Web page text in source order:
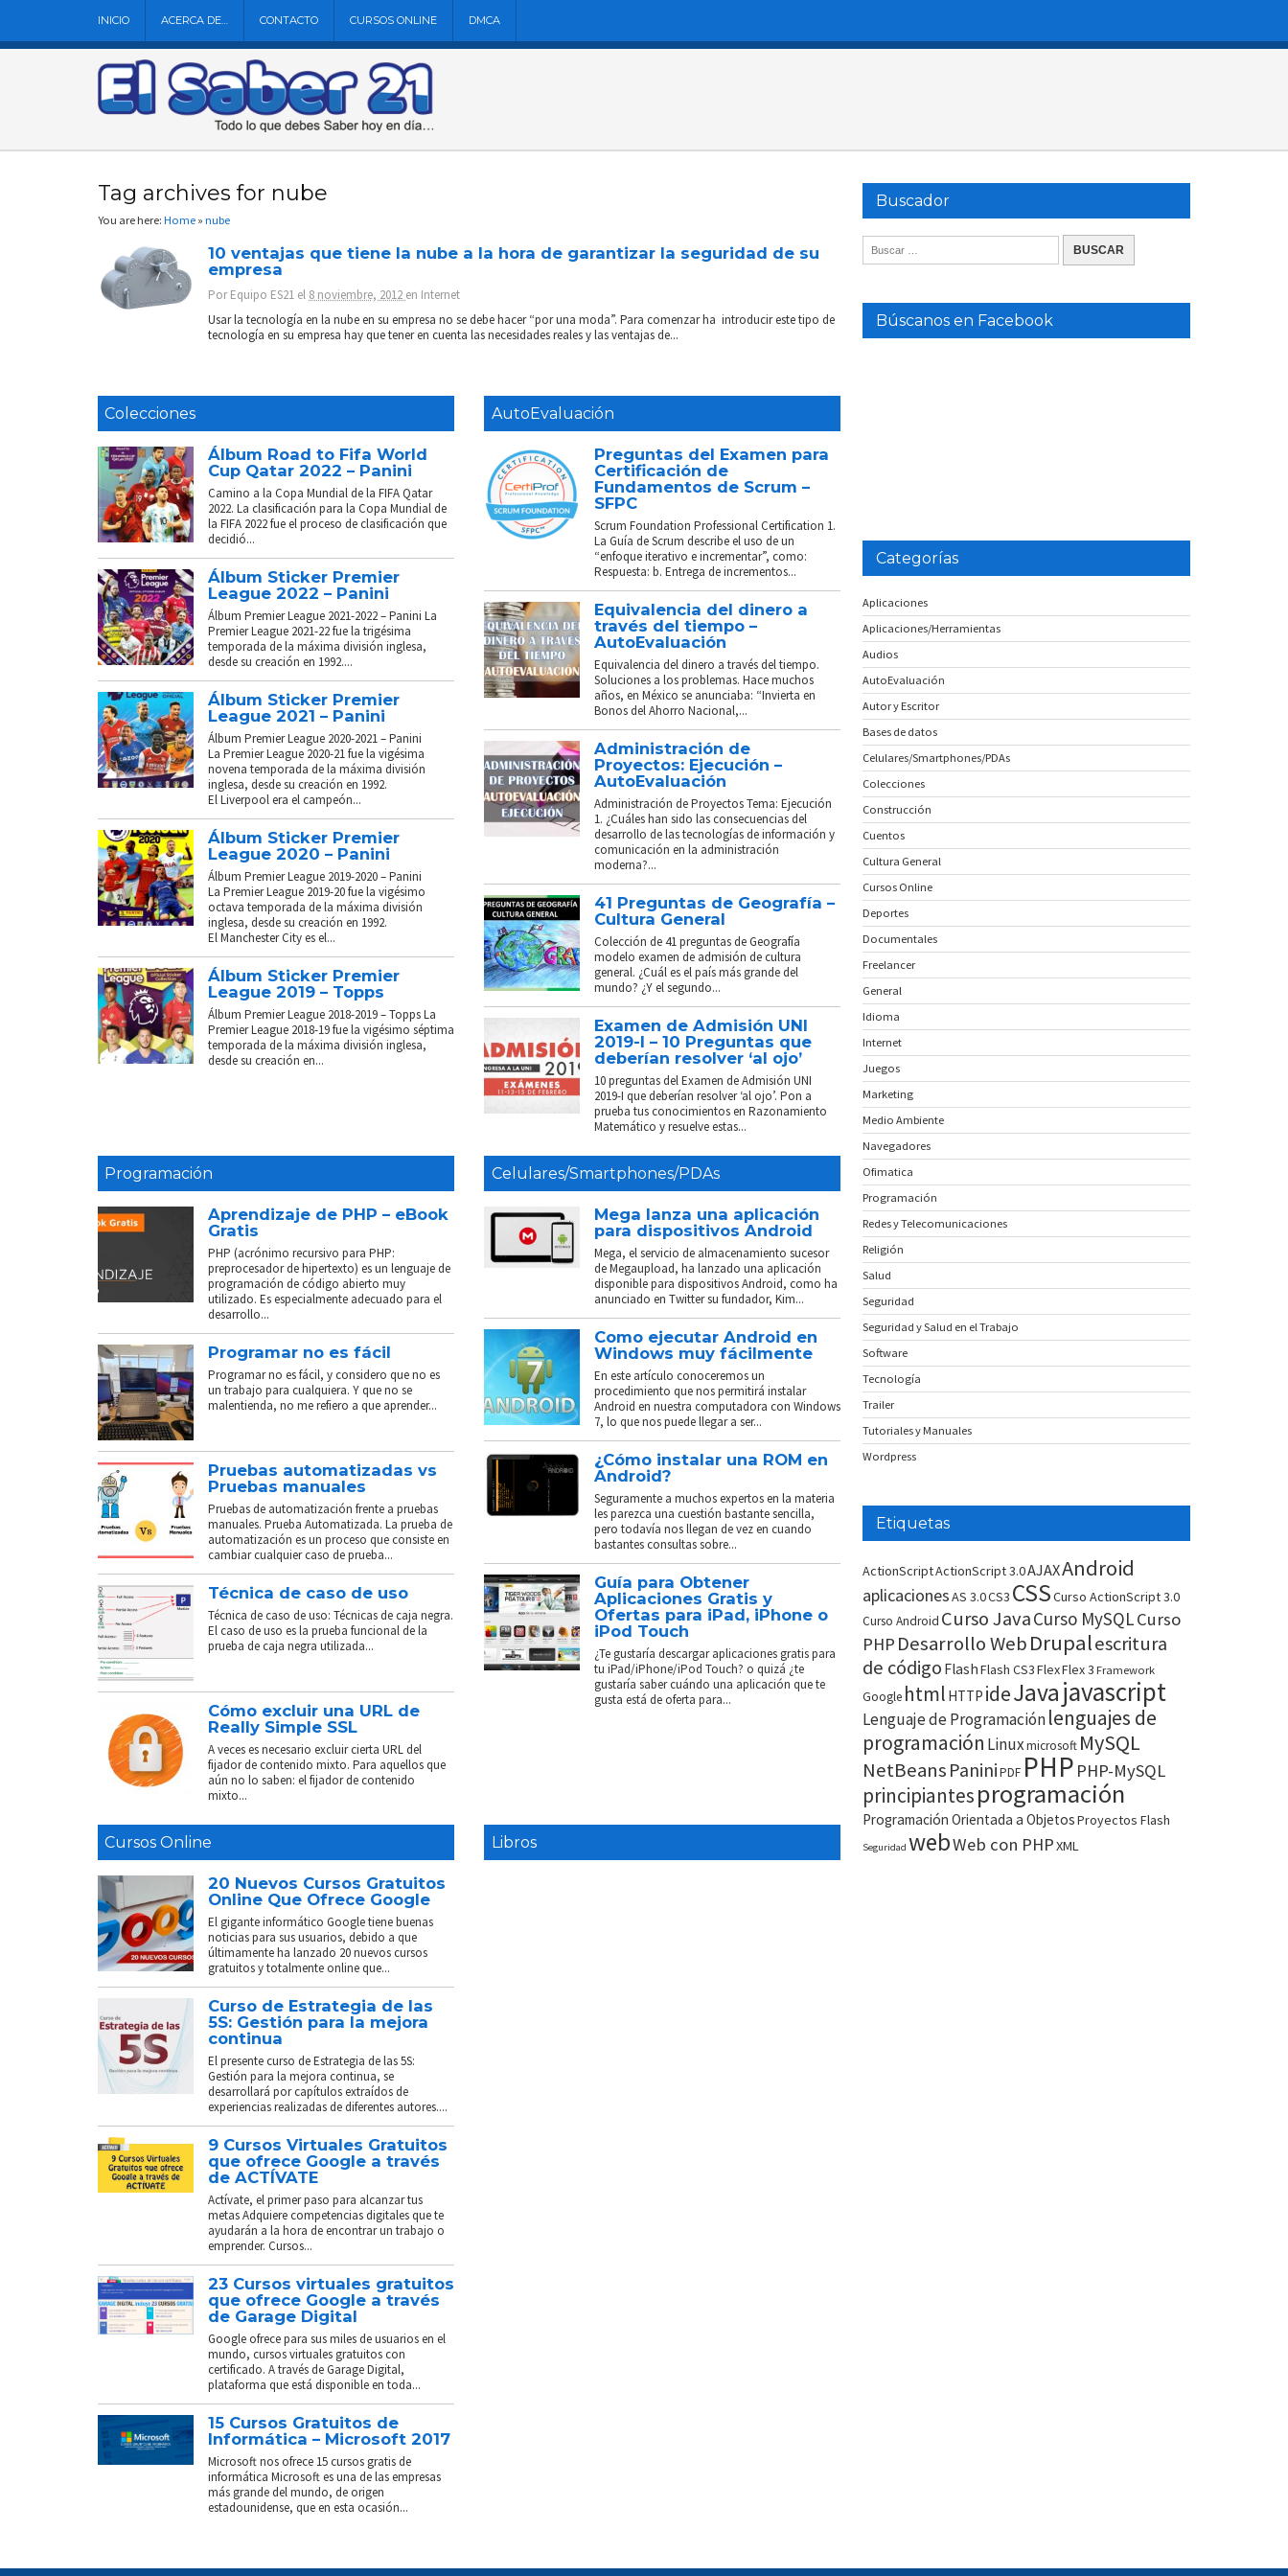
INICIO ACERCA DE… CONTACTO CURSOS ONLINE DMCA
Tag archives for nube
You are here: Home » nube
10 ventajas que tiene la nube a la hora de garantizar la seguridad de su
empresa
PorEquipo ES21 el 8 noviembre, 2012 en Internet
Usar la tecnología en la nube en su empresa no se debe hacer “por una moda”. Para comenzar ha introducir este tipo de
tecnología en su empresa hay que tener en cuenta las necesidades reales y las ventajas de...
Colecciones
Álbum Road to Fifa World
Cup Qatar 2022 – Panini
Camino a la Copa Mundial de la FIFA Qatar
2022. La clasificación para la Copa Mundial de
la FIFA 2022 fue el proceso de clasificación que
decidió...
Álbum Sticker Premier
League 2022 – Panini
Álbum Premier League 2021-2022 – Panini La
Premier League 2021-22 fue la trigésima
temporada de la máxima división inglesa,
desde su creación en 1992....
Álbum Sticker Premier
League 2021 – Panini
Álbum Premier League 2020-2021 – Panini
La Premier League 2020-21 fue la vigésima
novena temporada de la máxima división
inglesa, desde su creación en 1992.
El Liverpool era el campeón...
Álbum Sticker Premier
League 2020 – Panini
Álbum Premier League 2019-2020 – Panini
La Premier League 2019-20 fue la vigésimo
octava temporada de la máxima división
inglesa, desde su creación en 1992.
El Manchester City es el...
Álbum Sticker Premier
League 2019 – Topps
Álbum Premier League 2018-2019 – Topps La
Premier League 2018-19 fue la vigésimo séptima
temporada de la máxima división inglesa,
desde su creación en...
AutoEvaluación
Preguntas del Examen para
Certificación de
Fundamentos de Scrum –
SFPC
Scrum Foundation Professional Certification 1.
La Guía de Scrum describe el uso de un
“enfoque iterativo e incrementar”, como:
Respuesta: b. Entrega de incrementos...
Equivalencia del dinero a
través del tiempo –
AutoEvaluación
Equivalencia del dinero a través del tiempo.
Soluciones a los problemas. Hace muchos
años, en México se anunciaba: “Invierta en
Bonos del Ahorro Nacional,...
Administración de
Proyectos: Ejecución –
AutoEvaluación
Administración de Proyectos Tema: Ejecución
1. ¿Cuáles han sido las consecuencias del
desarrollo de las tecnologías de información y
comunicación en la administración
moderna?...
41 Preguntas de Geografía –
Cultura General
Colección de 41 preguntas de Geografía
modelo examen de admisión de cultura
general. ¿Cuál es el país más grande del
mundo? ¿Y el segundo...
Examen de Admisión UNI
2019-I – 10 Preguntas que
deberían resolver ‘al ojo’
10 preguntas del Examen de Admisión UNI
2019-I que deberían resolver ‘al ojo’. Pon a
prueba tus conocimientos en Razonamiento
Matemático y resuelve estas...
Programación
Aprendizaje de PHP – eBook
Gratis
PHP (acrónimo recursivo para PHP:
preprocesador de hipertexto) es un lenguaje de
programación de código abierto muy
utilizado. Es especialmente adecuado para el
desarrollo...
Programar no es fácil
Programar no es fácil, y considero que no es
un trabajo para cualquiera. Y que no se
malentienda, no me refiero a que aprender...
Pruebas automatizadas vs
Pruebas manuales
Pruebas de automatización frente a pruebas
manuales. Prueba Automatizada. La prueba de
automatización es un proceso que consiste en
cambiar cualquier caso de prueba...
Técnica de caso de uso
Técnica de caso de uso: Técnicas de caja negra.
El caso de uso es la prueba funcional de la
prueba de caja negra utilizada...
Cómo excluir una URL de
Really Simple SSL
A veces es necesario excluir cierta URL del
fijador de contenido mixto. Para aquellos que
aún no lo saben: el fijador de contenido
mixto...
Celulares/Smartphones/PDAs
Mega lanza una aplicación
para dispositivos Android
Mega, el servicio de almacenamiento sucesor
de Megaupload, ha lanzado una aplicación
disponible para dispositivos Android, como ha
anunciado en Twitter su fundador, Kim...
Como ejecutar Android en
Windows muy fácilmente
En este artículo conoceremos un
procedimiento que nos permitirá instalar
Android en nuestra computadora con Windows
7, lo que nos puede llegar a ser...
¿Cómo instalar una ROM en
Android?
Seguramente a muchos expertos en la materia
les parezca una cuestión bastante sencilla,
pero todavía nos llegan de vez en cuando
bastantes consultas sobre...
Guía para Obtener
Aplicaciones Gratis y
Ofertas para iPad, iPhone o
iPod Touch
¿Te gustaría descargar aplicaciones gratis para
tu iPad/iPhone/iPod Touch? o quizá ¿te
gustaría saber cuándo una aplicación que te
gusta está de oferta para...
Cursos Online
20 Nuevos Cursos Gratuitos
Online Que Ofrece Google
El gigante informático Google tiene buenas
noticias para sus usuarios, debido a que
últimamente ha lanzado 20 nuevos cursos
gratuitos y totalmente online que...
Curso de Estrategia de las
5S: Gestión para la mejora
continua
El presente curso de Estrategia de las 5S:
Gestión para la mejora continua, se
desarrollará por capítulos extraídos de
experiencias realizadas de diferentes autores....
9 Cursos Virtuales Gratuitos
que ofrece Google a través
de ACTÍVATE
Actívate, el primer paso para alcanzar tus
metas Adquiere competencias digitales que te
ayudarán a la hora de encontrar un trabajo o
emprender. Cursos...
23 Cursos virtuales gratuitos
que ofrece Google a través
de Garage Digital
Google ofrece para sus miles de usuarios en el
mundo, cursos virtuales gratuitos con
certificado. A través de Garage Digital,
plataforma que está disponible en toda...
15 Cursos Gratuitos de
Informática – Microsoft 2017
Microsoft nos ofrece 15 cursos gratis de
informática Microsoft es una de las empresas
más grande del mundo, de origen
estadounidense, que en esta ocasión...
Libros
Buscador
Búscanos en Facebook
Categorías
Aplicaciones
Aplicaciones/Herramientas
Audios
AutoEvaluación
Autor y Escritor
Bases de datos
Celulares/Smartphones/PDAs
Colecciones
Construcción
Cuentos
Cultura General
Cursos Online
Deportes
Documentales
Freelancer
General
Idioma
Internet
Juegos
Marketing
Medio Ambiente
Navegadores
Ofimatica
Programación
Redes y Telecomunicaciones
Religión
Salud
Seguridad
Seguridad y Salud en el Trabajo
Software
Tecnología
Trailer
Tutoriales y Manuales
Wordpress
Etiquetas
ActionScriptActionScript 3.0AJAXAndroid
aplicacionesAS 3.0CS3 CSSCurso ActionScript 3.0
Curso Android Curso JavaCurso MySQLCurso
PHP Desarrollo WebDrupalescritura
de código FlashFlash CS3FlexFlex 3 Framework
Google html HTTP ideJavajavascript
Lenguaje de Programaciónlenguajes de
programación Linuxmicrosoft MySQL
NetBeans PaniniPDF PHP PHP-MySQL
principiantesprogramación
Programación Orientada a ObjetosProyectos Flash
Seguridad webWeb con PHPXML